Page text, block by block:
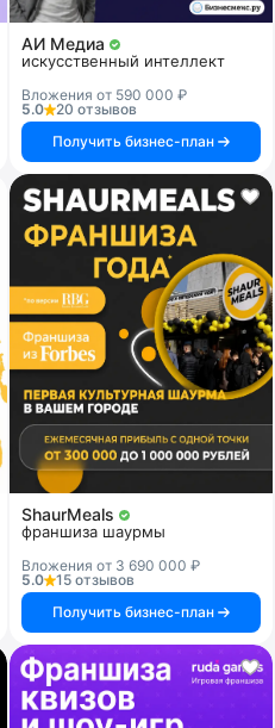
АИ Медиа
искусственный интеллект
Вложения от 590 000 ₽
5.0
20 отзывов
Получить бизнес-план
ShaurMeals
франшиза шаурмы
Вложения от 3 690 000 ₽
5.0
15 отзывов
Получить бизнес-план